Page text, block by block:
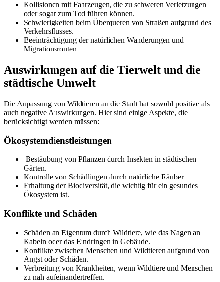
Kollisionen mit Fahrzeugen, die zu schweren Verletzungen
oder sogar zum Tod führen können.
Schwierigkeiten beim Überqueren von Straßen aufgrund des
Verkehrsflusses.
Beeinträchtigung der natürlichen Wanderungen und
Migrationsrouten.
Auswirkungen auf die Tierwelt und die
städtische Umwelt
Die Anpassung von Wildtieren an die Stadt hat sowohl positive als
auch negative Auswirkungen. Hier sind einige Aspekte, die
berücksichtigt werden müssen:
Ökosystemdienstleistungen
Bestäubung von Pflanzen durch Insekten in städtischen
Gärten.
Kontrolle von Schädlingen durch natürliche Räuber.
Erhaltung der Biodiversität, die wichtig für ein gesundes
Ökosystem ist.
Konflikte und Schäden
Schäden an Eigentum durch Wildtiere, wie das Nagen an
Kabeln oder das Eindringen in Gebäude.
Konflikte zwischen Menschen und Wildtieren aufgrund von
Angst oder Schäden.
Verbreitung von Krankheiten, wenn Wildtiere und Menschen
zu nah aufeinandertreffen.